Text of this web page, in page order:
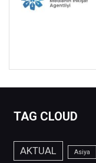
TAG CLOUD
AKTUAL Asiya